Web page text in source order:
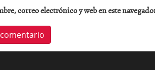
correo electrónico y web en este